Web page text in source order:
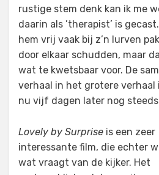
rustige stem denk kan ik me
daarin als ’therapist’ is
hem vrij vaak bij z’n lurven
door elkaar schudden, maar
wat te kwetsbaar voor. De
verhaal in het grotere verhaal
nu vijf dagen later nog steeds
Lovely by Surprise is een zeer
interessante film, die echter
wat vraagt van de kijker. Het